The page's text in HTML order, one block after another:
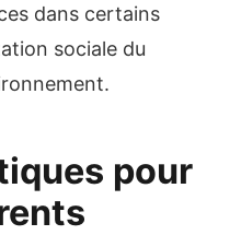
dans certains
sociale du
pour